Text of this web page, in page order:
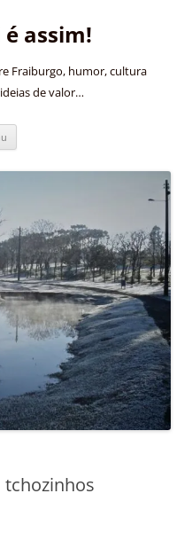
assim!
Fraiburgo, humor, cultura
de valor…
tchozinhos